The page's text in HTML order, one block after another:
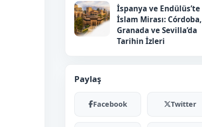
İspanya ve Endülüs’te
İslam Mirası: Córdoba,
Granada ve Sevilla’da
Tarihin İzleri
Paylaş
Facebook Twitter